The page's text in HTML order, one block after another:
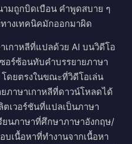
มถูกบิดเบือน คำพูดสบาย ๆ
างเทคนิคมักออกมาผิด
เกาหลีที่แปลด้วย AI บนวิดีโอ
ซอร์ซ้อนทับคำบรรยายภาษา
โดยตรงในขณะที่วิดีโอเล่น
ภาษาเกาหลีที่ดาวน์โหลดได้
เวอร์ชันที่แปลเป็นภาษา
ยนภาษาที่ศึกษาภาษาอังกฤษ/
เนื้อหาที่ทำงานจากเนื้อหา